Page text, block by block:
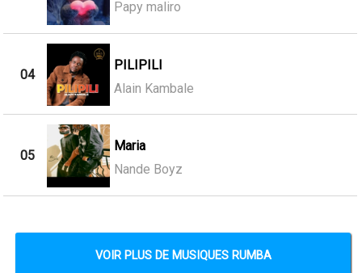
Papy maliro
04
PILIPILI
Alain Kambale
05
Maria
Nande Boyz
VOIR PLUS DE MUSIQUES RUMBA